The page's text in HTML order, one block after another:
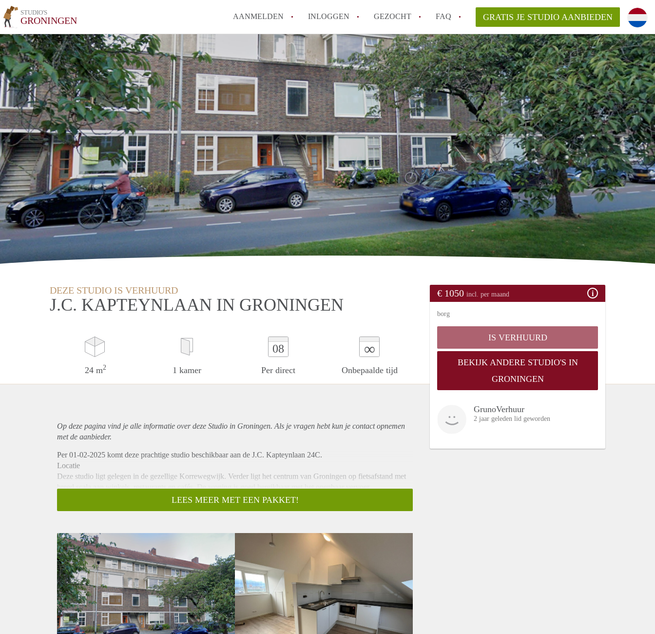
STUDIO'S
GRONINGEN AANMELDEN INLOGGEN GEZOCHT FAQ
Hoeveel kost het om te reageren op een Studio in Groningen?
Hoe werkt Studio Groningen
How to translate StudioGroningen?
Wat is StudiosGroningen?
Wat is de privacyverklaring van StudiosGroningen?
Alle veelgestelde vragen
GRATIS JE STUDIO AANBIEDEN
DEZE STUDIO IS VERHUURD
J.C. KAPTEYNLAAN IN GRONINGEN
24 m2 1 kamer
08
Per direct
∞
Onbepaalde tijd
€ 1050 incl. per maand
borg
IS VERHUURD
BEKIJK ANDERE STUDIO'S IN
GRONINGEN
GrunoVerhuur
2 jaar geleden lid geworden
Op deze pagina vind je alle informatie over deze Studio in Groningen. Als je vragen hebt kun je contact opnemen
met de aanbieder.
Per 01-02-2025 komt deze prachtige studio beschikbaar aan de J.C. Kapteynlaan 24C.
Locatie
Deze studio ligt gelegen in de gezellige Korrewegwijk. Verder ligt het centrum van Groningen op fietsafstand met
breed scala aan winkels, restaurants en cafés. De woning is goed bereikbaar met het openbaar vervoer.
Bij binnenkomst in de studio kom je binnen in een open ruimte met een open keuken is uitgerust met moderne
De huurprijs is € 1.050,- inclusief gas, water, elektra en internet van € 150,-. Huurtoeslag mogelijk!
Vanwege het hoge aantal aanvragen kunnen we niet op iedereen reageren. Wij nodigen doorgaans circa 5
kandidaten uit voor een bezichtiging. We kunnen helaas niet iedereen persoonlijk beantwoorden of uitnodigingen.
LEES MEER MET EEN PAKKET!